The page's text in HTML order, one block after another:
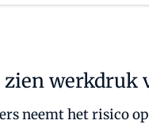
zien werkdruk
neemt het risico